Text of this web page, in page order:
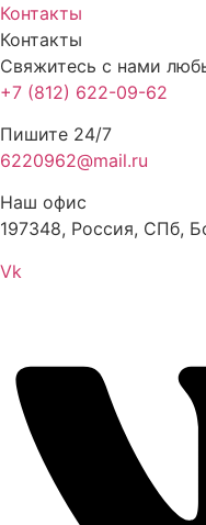
Контакты
Контакты
Свяжитесь с нами
+7 (812) 622-09-62
Пишите 24/7
6220962@mail.ru
Наш офис
197348, Россия, СПб,
Vk